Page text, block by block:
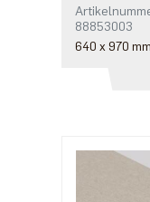
88853003
640 x 970